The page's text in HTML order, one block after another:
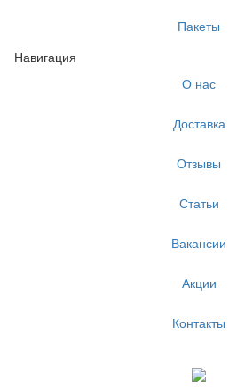
Пакеты
Навигация
О нас
Доставка
Отзывы
Статьи
Вакансии
Акции
Контакты